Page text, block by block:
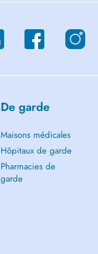
De garde
Maisons médicales
Hôpitaux de garde
Pharmacies de
garde